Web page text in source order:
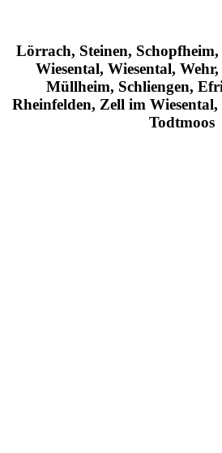
Lörrach, Steinen,
Wiesental, Wiesental,
Müllheim, Schliengen,
Rheinfelden, Zell im
Todtmoos